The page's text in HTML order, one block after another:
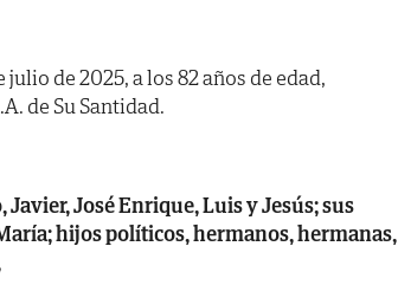
de 2025, a los 82 años de edad,
de Su Santidad.
José Enrique, Luis y Jesús; sus
hijos políticos, hermanos, hermanas,